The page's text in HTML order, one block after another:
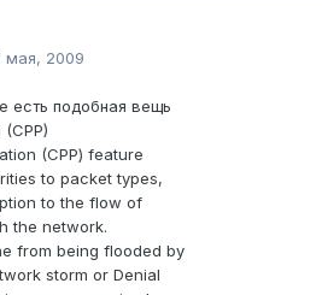
мая, 2009
есть подобная вещь
(CPP) feature
to packet types,
to the flow of
the network.
from being flooded by
storm or Denial